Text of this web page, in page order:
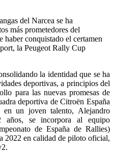
del Narcea se ha
más prometedores del
haber conquistado el certamen
la Peugeot Rally Cup
la identidad que se ha
deportivas, a principios del
para las nuevas promesas de
deportiva de Citroën España
en un joven talento, Alejandro
se incorpora al equipo
de España de Rallies)
2022 en calidad de piloto oficial,